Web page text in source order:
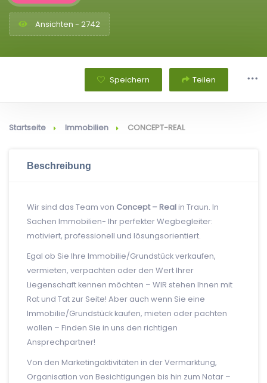
Ansichten - 2742
Speichern Teilen
Startseite Immobilien CONCEPT-REAL
Beschreibung
Wir sind das Team von Concept – Real in Traun. In
Sachen Immobilien- Ihr perfekter Wegbegleiter:
motiviert, professionell und lösungsorientiert.
Egal ob Sie Ihre Immobilie/Grundstück verkaufen,
vermieten, verpachten oder den Wert Ihrer
Liegenschaft kennen möchten – WIR stehen Ihnen mit
Rat und Tat zur Seite! Aber auch wenn Sie eine
Immobilie/Grundstück kaufen, mieten oder pachten
wollen – Finden Sie in uns den richtigen
Ansprechpartner!
Von den Marketingaktivitäten in der Vermarktung,
Organisation von Besichtigungen bis hin zum Notar –